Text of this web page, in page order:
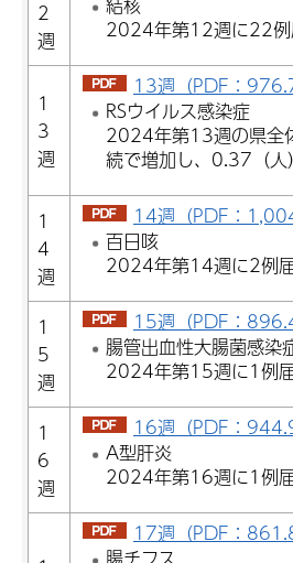
2
週
2024年第12週に22例
1
3
週
13週（PDF：
RSウイルス感染症
2024年第13週の県全
続で増加し、0.37（人
1
4
週
14週（PDF：
百日咳
2024年第14週に2例
1
5
週
15週（PDF：
腸管出血性大腸菌感染
2024年第15週に1例
1
6
週
16週（PDF：
A型肝炎
2024年第16週に1例
17週（PDF：